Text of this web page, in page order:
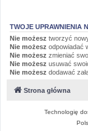
TWOJE UPRAWNIENIA
Nie możesz tworzyć
Nie możesz odpowiadać
Nie możesz zmieniać
Nie możesz usuwać
Nie możesz dodawać
Strona główna
Technologię